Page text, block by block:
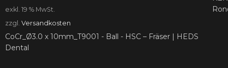
exkl. 19 % MwSt.
zzgl. Versandkosten
CoCr_Ø3.0 x 10mm_T9001 - Ball - HSC – Fräser | HEDS
Dental